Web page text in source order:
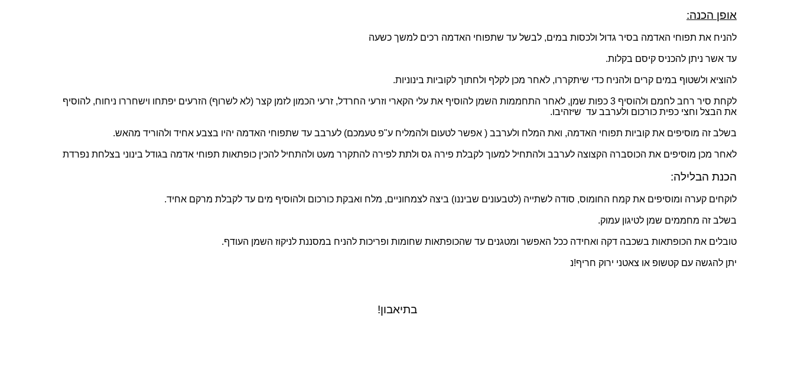
אופן הכנה:
להניח את תפוחי האדמה בסיר גדול ולכסות במים, לבשל עד שתפוחי האדמה רכים למשך כשעה
עד אשר ניתן להכניס קיסם בקלות.
להוציא ולשטוף במים קרים ולהניח כדי שיתקררו, לאחר מכן לקלף ולחתוך לקוביות בינוניות.
לקחת סיר רחב לחמם ולהוסיף 3 כפות שמן, לאחר התחממות השמן להוסיף את עלי הקארי וזרעי החרדל, זרעי הכמון לזמן קצר (לא לשרוף) הזרעים יפתחו וישחררו ניחוח, להוסיף
את הבצל וחצי כפית כורכום ולערבב עד שיזהיבו.
בשלב זה מוסיפים את קוביות תפוחי האדמה, ואת המלח ולערבב ( אפשר לטעום ולהמליח ע"פ טעמכם) לערבב עד שתפוחי האדמה יהיו בצבע אחיד ולהוריד מהאש.
לאחר מכן מוסיפים את הכוסברה הקצוצה לערבב ולהתחיל למעוך לקבלת פירה גס ולתת לפירה להתקרר מעט ולהתחיל להכין כופתאות תפוחי אדמה בגודל בינוני בצלחת נפרדת
הכנת הבלילה:
לוקחים קערה ומוסיפים את קמח החומוס, סודה לשתייה (לטבעונים שביננו) ביצה לצמחוניים, מלח ואבקת כורכום ולהוסיף מים עד לקבלת מרקם אחיד.
בשלב זה מחממים שמן לטיגון עמוק.
טובלים את הכופתאות בשכבה דקה ואחידה ככל האפשר ומטגנים עד שהכופתאות שחומות ופריכות להניח במסננת לניקוז השמן העודף.
ניתן להגשה עם קטשופ או צאטני ירוק חריף!
בתיאבון!